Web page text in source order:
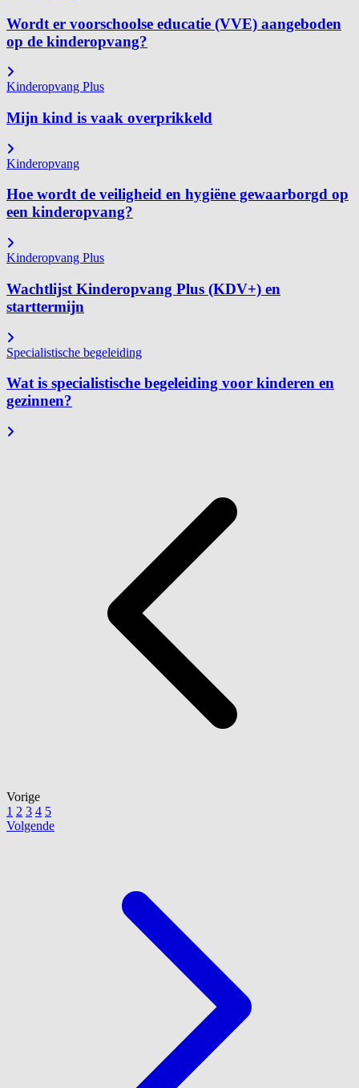
Wordt er voorschoolse educatie (VVE) aangeboden
op de kinderopvang?
Kinderopvang Plus
Mijn kind is vaak overprikkeld
Kinderopvang
Hoe wordt de veiligheid en hygiëne gewaarborgd op
een kinderopvang?
Kinderopvang Plus
Wachtlijst Kinderopvang Plus (KDV+) en
starttermijn
Specialistische begeleiding
Wat is specialistische begeleiding voor kinderen en
gezinnen?
Vorige
1 2 3 4 5
Volgende